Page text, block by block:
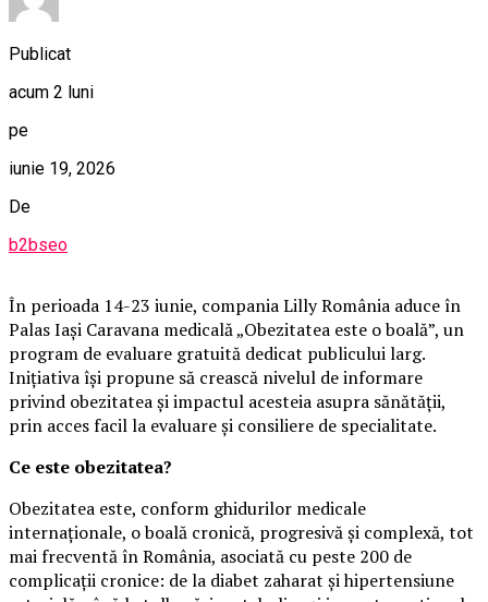
Publicat
acum 2 luni
pe
iunie 19, 2026
De
b2bseo
În perioada 14-23 iunie, compania Lilly România aduce în
Palas Iași Caravana medicală „Obezitatea este o boală”, un
program de evaluare gratuită dedicat publicului larg.
Inițiativa își propune să crească nivelul de informare
privind obezitatea și impactul acesteia asupra sănătății,
prin acces facil la evaluare și consiliere de specialitate.
Ce este obezitatea?
Obezitatea este, conform ghidurilor medicale
internaționale, o boală cronică, progresivă și complexă, tot
mai frecventă în România, asociată cu peste 200 de
complicații cronice: de la diabet zaharat și hipertensiune